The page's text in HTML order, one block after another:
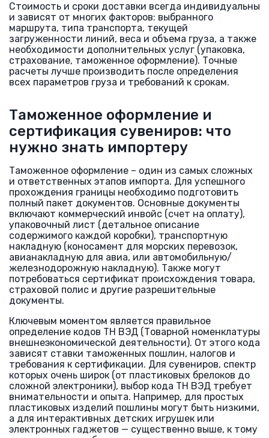
Стоимость и сроки доставки всегда индивидуальны
и зависят от многих факторов: выбранного
маршрута, типа транспорта, текущей
загруженности линий, веса и объема груза, а также
необходимости дополнительных услуг (упаковка,
страхование, таможенное оформление). Точные
расчеты лучше производить после определения
всех параметров груза и требований к срокам.
Таможенное оформление и
сертификация сувениров: что
нужно знать импортеру
Таможенное оформление – один из самых сложных
и ответственных этапов импорта. Для успешного
прохождения границы необходимо подготовить
полный пакет документов. Основные документы
включают коммерческий инвойс (счет на оплату),
упаковочный лист (детальное описание
содержимого каждой коробки), транспортную
накладную (коносамент для морских перевозок,
авианакладную для авиа, или автомобильную/
железнодорожную накладную). Также могут
потребоваться сертификат происхождения товара,
страховой полис и другие разрешительные
документы.
Ключевым моментом является правильное
определение кодов ТН ВЭД (Товарной номенклатуры
внешнеэкономической деятельности). От этого кода
зависят ставки таможенных пошлин, налогов и
требования к сертификации. Для сувениров, спектр
которых очень широк (от пластиковых брелоков до
сложной электроники), выбор кода ТН ВЭД требует
внимательности и опыта. Например, для простых
пластиковых изделий пошлины могут быть низкими,
а для интерактивных детских игрушек или
электронных гаджетов — существенно выше, к тому